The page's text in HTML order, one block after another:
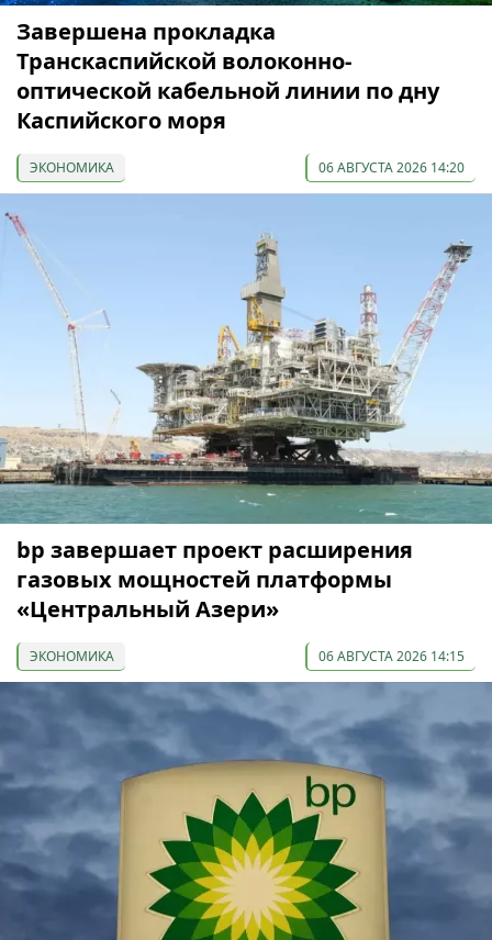
Завершена прокладка
Транскаспийской волоконно-
оптической кабельной линии по дну
Каспийского моря
ЭКОНОМИКА 06 АВГУСТА 2026 14:20
bp завершает проект расширения
газовых мощностей платформы
«Центральный Азери»
ЭКОНОМИКА 06 АВГУСТА 2026 14:15